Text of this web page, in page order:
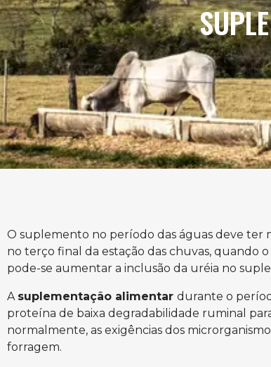
O suplemento no período das águas deve
no terço final da estação das chuvas, quando
pode-se aumentar a inclusão da uréia no
A suplementação alimentar durante o
proteína de baixa degradabilidade ruminal
normalmente, as exigências dos
forragem.